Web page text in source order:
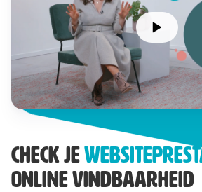
Check je
online vindbaarheid